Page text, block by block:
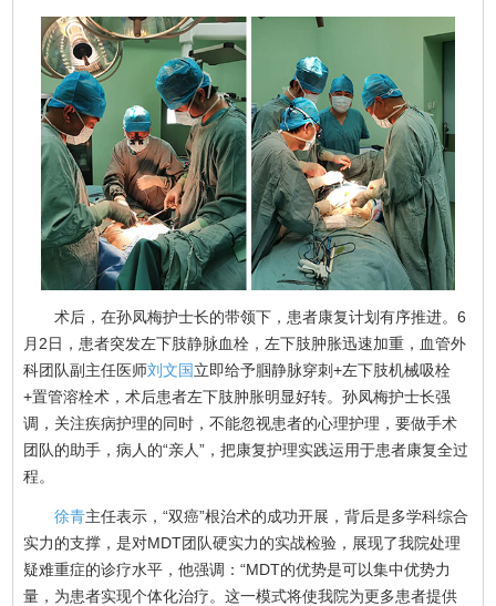
术后，在孙凤梅护士长的带领下，患者康复计划有序推进。6
月2日，患者突发左下肢静脉血栓，左下肢肿胀迅速加重，血管外
科团队副主任医师刘文国立即给予腘静脉穿刺+左下肢机械吸栓
+置管溶栓术，术后患者左下肢肿胀明显好转。孙凤梅护士长强
调，关注疾病护理的同时，不能忽视患者的心理护理，要做手术
团队的助手，病人的“亲人”，把康复护理实践运用于患者康复全过
程。
徐青主任表示，“双癌”根治术的成功开展，背后是多学科综合
实力的支撑，是对MDT团队硬实力的实战检验，展现了我院处理
疑难重症的诊疗水平，他强调：“MDT的优势是可以集中优势力
量，为患者实现个体化治疗。这一模式将使我院为更多患者提供